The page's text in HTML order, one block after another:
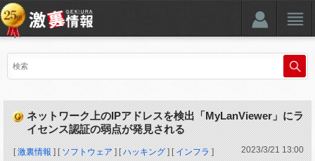
ネットワーク上のIPアドレスを検出「MyLanViewer」にラ
イセンス認証の弱点が発見される
[激裏情報 ] [ ソフトウェア ] [ハッキング] [ インフラ ] 2023/3/21 13:00